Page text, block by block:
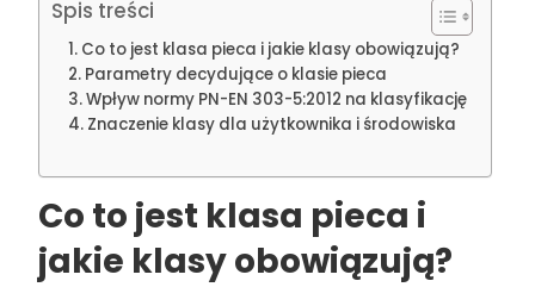
Spis treści
Co to jest klasa pieca i jakie klasy obowiązują?
Parametry decydujące o klasie pieca
Wpływ normy PN-EN 303-5:2012 na klasyfikację
Znaczenie klasy dla użytkownika i środowiska
Co to jest klasa pieca i
jakie klasy obowiązują?